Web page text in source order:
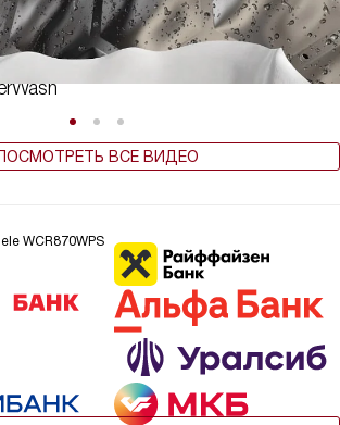
ВСЕ ВИДЕО
WCR870WPS